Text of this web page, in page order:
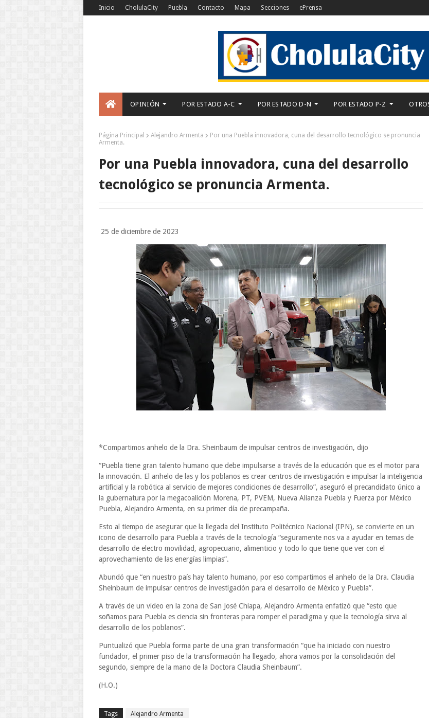
Inicio CholulaCity Puebla Contacto Mapa Secciones ePrensa
OPINIÓN POR ESTADO A-C POR ESTADO D-N POR ESTADO P-Z
Página Principal Alejandro Armenta
Por una Puebla innovadora, cuna del desarrollo tecnológico se pronuncia
Armenta.
Por una Puebla innovadora, cuna del desarrollo
tecnológico se pronuncia Armenta.
25 de diciembre de 2023
*Compartimos anhelo de la Dra. Sheinbaum de impulsar centros de investigación, dijo
“Puebla tiene gran talento humano que debe impulsarse a través de la educación que es el motor para
la innovación. El anhelo de las y los poblanos es crear centros de investigación e impulsar la inteligencia
artificial y la robótica al servicio de mejores condiciones de desarrollo”, aseguró el precandidato único a
la gubernatura por la megacoalición Morena, PT, PVEM, Nueva Alianza Puebla y Fuerza por México
Puebla, Alejandro Armenta, en su primer día de precampaña.
Esto al tiempo de asegurar que la llegada del Instituto Politécnico Nacional (IPN), se convierte en un
icono de desarrollo para Puebla a través de la tecnología “seguramente nos va a ayudar en temas de
desarrollo de electro movilidad, agropecuario, alimenticio y todo lo que tiene que ver con el
aprovechamiento de las energías limpias”.
Abundó que “en nuestro país hay talento humano, por eso compartimos el anhelo de la Dra. Claudia
Sheinbaum de impulsar centros de investigación para el desarrollo de México y Puebla”.
A través de un video en la zona de San José Chiapa, Alejandro Armenta enfatizó que “esto que
soñamos para Puebla es ciencia sin fronteras para romper el paradigma y que la tecnología sirva al
desarrollo de los poblanos”.
Puntualizó que Puebla forma parte de una gran transformación “que ha iniciado con nuestro
fundador, el primer piso de la transformación ha llegado, ahora vamos por la consolidación del
segundo, siempre de la mano de la Doctora Claudia Sheinbaum”.
(H.O.)
Tags Alejandro Armenta